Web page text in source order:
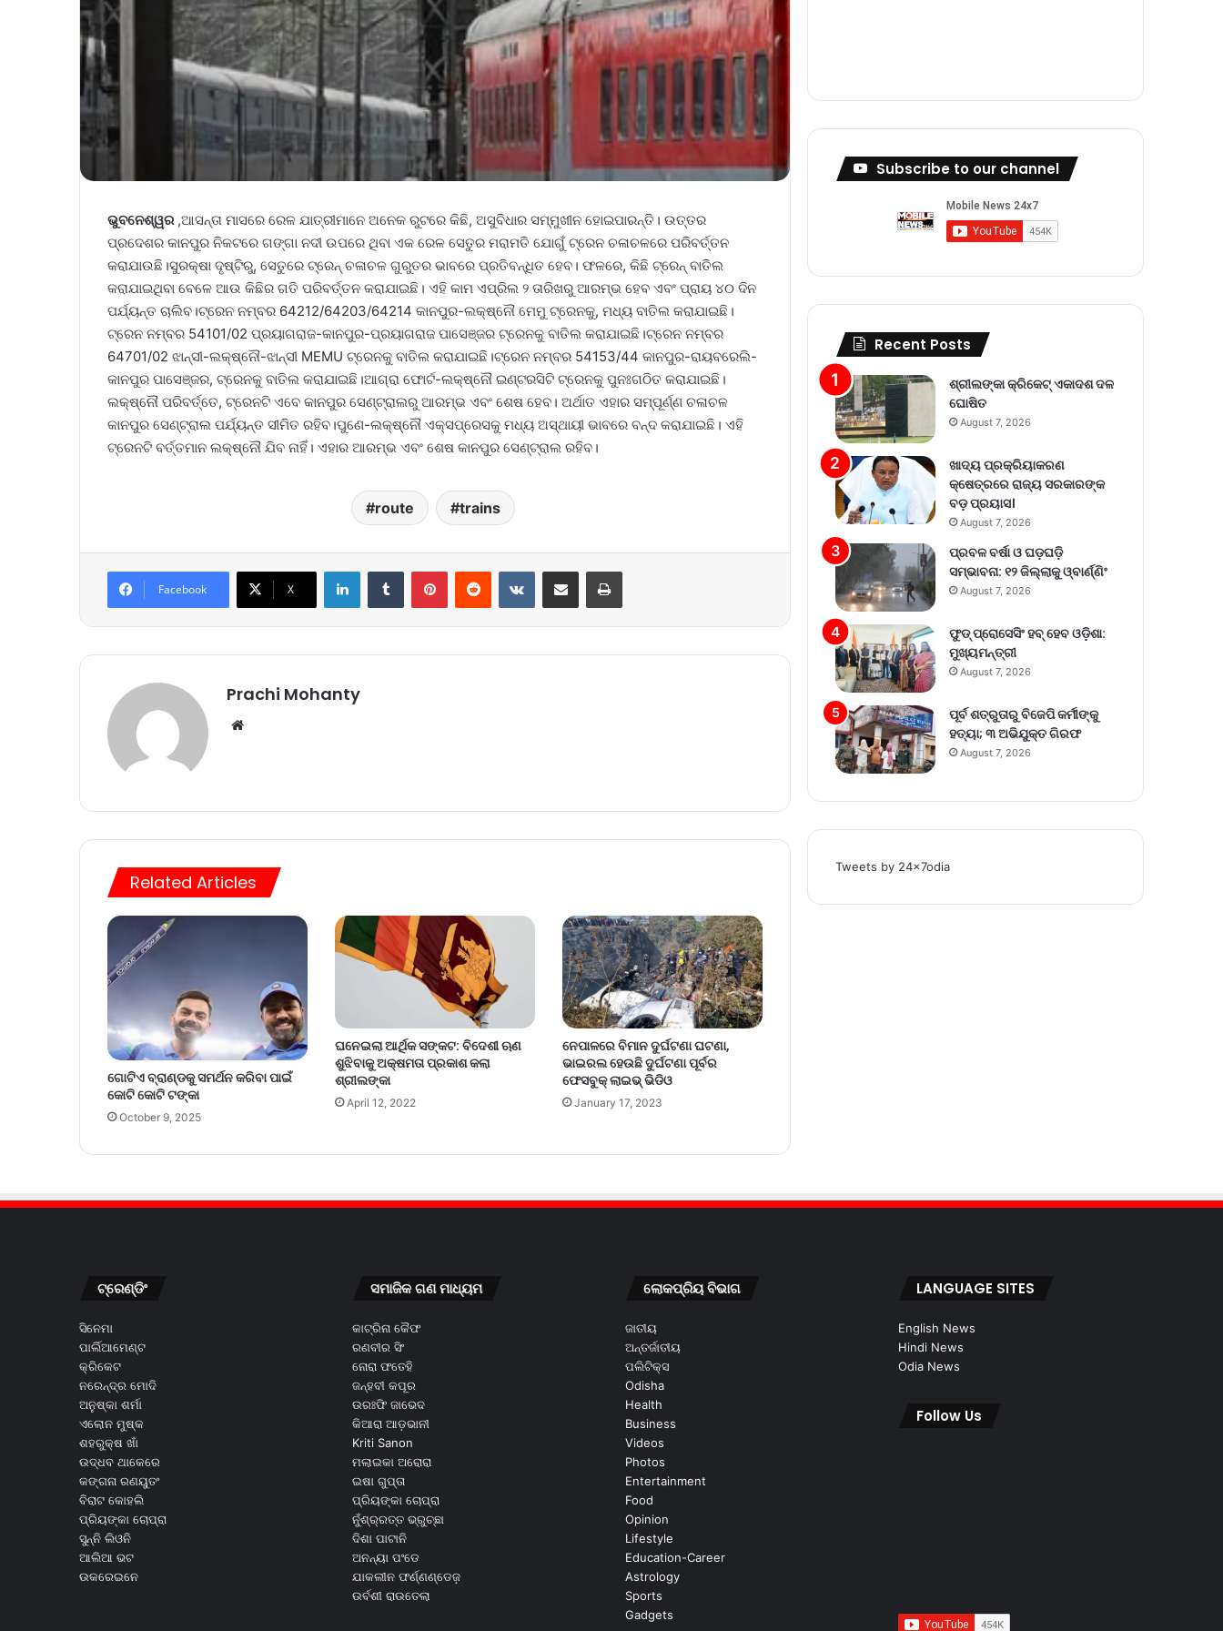
ଭୁବନେଶ୍ୱର ,ଆସନ୍ତା ମାସରେ ରେଳ ଯାତ୍ରୀମାନେ ଅନେକ ରୁଟରେ କିଛି, ଅସୁବିଧାର ସମ୍ମୁଖୀନ ହୋଇପାରନ୍ତି। ଉତ୍ତର
ପ୍ରଦେଶର କାନପୁର ନିକଟରେ ଗଙ୍ଗା ନଦୀ ଉପରେ ଥିବା ଏକ ରେଳ ସେତୁର ମରାମତି ଯୋଗୁଁ ଟ୍ରେନ ଚଳାଚଳରେ ପରିବର୍ତ୍ତନ
କରାଯାଉଛି।ସୁରକ୍ଷା ଦୃଷ୍ଟିରୁ, ସେତୁରେ ଟ୍ରେନ୍ ଚଳାଚଳ ଗୁରୁତର ଭାବରେ ପ୍ରତିବନ୍ଧିତ ହେବ। ଫଳରେ, କିଛି ଟ୍ରେନ୍ ବାତିଲ
କରାଯାଇଥିବା ବେଳେ ଆଉ କିଛିର ଗତି ପରିବର୍ତ୍ତନ କରାଯାଇଛି। ଏହି କାମ ଏପ୍ରିଲ ୨ ତାରିଖରୁ ଆରମ୍ଭ ହେବ ଏବଂ ପ୍ରାୟ ୪୦ ଦିନ
ପର୍ଯ୍ୟନ୍ତ ଚାଲିବ।ଟ୍ରେନ ନମ୍ବର 64212/64203/64214 କାନପୁର-ଲକ୍ଷ୍ନୌ ମେମୁ ଟ୍ରେନକୁ, ମଧ୍ୟ ବାତିଲ କରାଯାଇଛି।
ଟ୍ରେନ ନମ୍ବର 54101/02 ପ୍ରୟାଗରାଜ-କାନପୁର-ପ୍ରୟାଗରାଜ ପାସେଞ୍ଜର ଟ୍ରେନକୁ ବାତିଲ କରାଯାଇଛି।ଟ୍ରେନ ନମ୍ବର
64701/02 ଝାନ୍ସୀ-ଲକ୍ଷ୍ନୌ-ଝାନ୍ସୀ MEMU ଟ୍ରେନକୁ ବାତିଲ କରାଯାଇଛି।ଟ୍ରେନ ନମ୍ବର 54153/44 କାନପୁର-ରାୟବରେଲି-
କାନପୁର ପାସେଞ୍ଜର, ଟ୍ରେନକୁ ବାତିଲ କରାଯାଇଛି।ଆଗ୍ରା ଫୋର୍ଟ-ଲକ୍ଷ୍ନୌ ଇଣ୍ଟରସିଟି ଟ୍ରେନକୁ ପୁନଃଗଠିତ କରାଯାଇଛି।
ଲକ୍ଷ୍ନୌ ପରିବର୍ତ୍ତେ, ଟ୍ରେନଟି ଏବେ କାନପୁର ସେଣ୍ଟ୍ରାଲରୁ ଆରମ୍ଭ ଏବଂ ଶେଷ ହେବ। ଅର୍ଥାତ ଏହାର ସମ୍ପୂର୍ଣ୍ଣ ଚଳାଚଳ
କାନପୁର ସେଣ୍ଟ୍ରାଲ ପର୍ଯ୍ୟନ୍ତ ସୀମିତ ରହିବ।ପୁଣେ-ଲକ୍ଷ୍ନୌ ଏକ୍ସପ୍ରେସକୁ ମଧ୍ୟ ଅସ୍ଥାୟୀ ଭାବରେ ବନ୍ଦ କରାଯାଇଛି। ଏହି
ଟ୍ରେନଟି ବର୍ତ୍ତମାନ ଲକ୍ଷ୍ନୌ ଯିବ ନାହିଁ। ଏହାର ଆରମ୍ଭ ଏବଂ ଶେଷ କାନପୁର ସେଣ୍ଟ୍ରାଲ ରହିବ।
route trains
Facebook X
Prachi Mohanty
Related Articles
ଗୋଟିଏ ବ୍ରାଣ୍ଡକୁ ସମର୍ଥନ କରିବା ପାଇଁ
କୋଟି କୋଟି ଟଙ୍କା
October 9, 2025
ଘନେଇଲା ଆର୍ଥିକ ସଙ୍କଟ: ବିଦେଶୀ ଋଣ
ଶୁଝିବାକୁ ଅକ୍ଷମତା ପ୍ରକାଶ କଲା
ଶ୍ରୀଲଙ୍କା
April 12, 2022
ନେପାଳରେ ବିମାନ ଦୁର୍ଘଟଣା ଘଟଣା,
ଭାଇରଲ ହେଉଛି ଦୁର୍ଘଟଣା ପୂର୍ବର
ଫେସବୁକ୍ ଲାଇଭ୍ ଭିଡିଓ
January 17, 2023
Subscribe to our channel
Recent Posts
ଶ୍ରୀଲଙ୍କା କ୍ରିକେଟ୍‌ ଏକାଦଶ ଦଳ
ଘୋଷିତ
August 7, 2026
ଖାଦ୍ୟ ପ୍ରକ୍ରିୟାକରଣ
କ୍ଷେତ୍ରରେ ରାଜ୍ୟ ସରକାରଙ୍କ
ବଡ଼ ପ୍ରୟାସ।
August 7, 2026
ପ୍ରବଳ ବର୍ଷା ଓ ଘଡ଼ଘଡ଼ି
ସମ୍ଭାବନା: ୧୨ ଜିଲ୍ଲାକୁ ଓ୍ବାର୍ଣ୍ଣିଂ
August 7, 2026
ଫୁଡ୍ ପ୍ରୋସେସିଂ ହବ୍ ହେବ ଓଡ଼ିଶା:
ମୁଖ୍ୟମନ୍ତ୍ରୀ
August 7, 2026
ପୂର୍ବ ଶତ୍ରୁତାରୁ ବିଜେପି କର୍ମୀଙ୍କୁ
ହତ୍ୟା; ୩ ଅଭିଯୁକ୍ତ ଗିରଫ
August 7, 2026
Tweets by 24x7odia
ଟ୍ରେଣ୍ଡିଂ
ସିନେମା
ପାର୍ଲିଆମେଣ୍ଟ
କ୍ରିକେଟ
ନରେନ୍ଦ୍ର ମୋଦି
ଅନୁଷ୍କା ଶର୍ମା
ଏଲୋନ ମୁଷ୍କ
ଶହରୁକ୍ଷ ଖାଁ
ଉଦ୍ଧବ ଥାକେରେ
କଙ୍ଗନା ରଣୟୁତଂ
ବିରାଟ କୋହଲି
ପ୍ରିୟଙ୍କା ଚୋପ୍ରା
ସୁନ୍ନି ଲିଓନି
ଆଲିଆ ଭଟ
ଉକରେଇନେ
ସମାଜିକ ଗଣ ମାଧ୍ୟମ
କାଟ୍ରିନା କୈଫ
ରଣବୀର ସିଂ
ନୋରା ଫତେହି
ଜନ୍ହବୀ କପୂର
ଉରଃଫି ଜାଭେଦ
କିଆରା ଆଡ଼ଭାନୀ
Kriti Sanon
ମଲାଇକା ଅରୋରା
ଇଷା ଗୁପ୍ତା
ପ୍ରିୟଙ୍କା ଚୋପ୍ରା
ନୁଁଶ୍ର୍ରତ୍ତ ଭ୍ରୁଚ୍ଛା
ଦିଶା ପାଟାନି
ଅନନ୍ୟା ପଂଡେ
ଯାକଲୀନ ଫର୍ଣ୍ଣଣ୍ଡେଜ଼
ଉର୍ବଶୀ ରାଉତେଲା
ଲୋକପ୍ରିୟ ବିଭାଗ
ଜାତୀୟ
ଅନ୍ତର୍ଜାତୀୟ
ପଲିଟିକ୍ସ
Odisha
Health
Business
Videos
Photos
Entertainment
Food
Opinion
Lifestyle
Education-Career
Astrology
Sports
Gadgets
LANGUAGE SITES
English News
Hindi News
Odia News
Follow Us